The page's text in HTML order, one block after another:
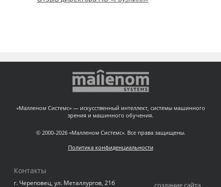
«Малленом Системс» — искусственный интеллект, системы машинного
зрения и машинного обучения.
© 2000-2026 «Малленом Системс». Все права защищены.
Политика конфиденциальности
Контакты
г. Череповец, ул. Металлургов, 21б
создание сайта